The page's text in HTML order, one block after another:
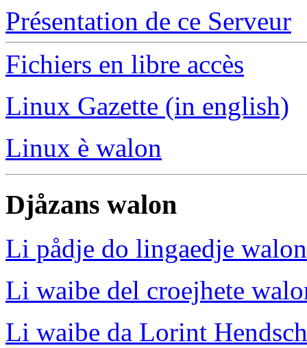
Présentation de ce Serveur
Fichiers en libre accès
Linux Gazette (in english)
Linux è walon
Djåzans walon
Li pådje do lingaedje walon
Li waibe del croejhete
Li waibe da Lorint